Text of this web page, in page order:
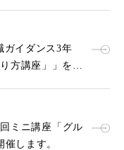
ガイダンス3年
方講座」」を
ミニ講座「グル
します。